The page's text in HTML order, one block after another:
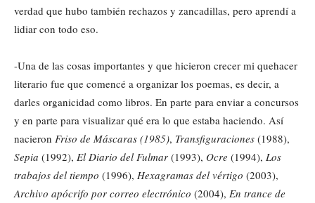
verdad que hubo también rechazos y zancadillas, pero aprendí a
lidiar con todo eso.
-Una de las cosas importantes y que hicieron crecer mi quehacer
literario fue que comencé a organizar los poemas, es decir, a
darles organicidad como libros. En parte para enviar a concursos
y en parte para visualizar qué era lo que estaba haciendo. Así
nacieron Friso de Máscaras (1985), Transfiguraciones (1988),
Sepia (1992), El Diario del Fulmar (1993), Ocre (1994), Los
trabajos del tiempo (1996), Hexagramas del vértigo (2003),
Archivo apócrifo por correo electrónico (2004), En trance de